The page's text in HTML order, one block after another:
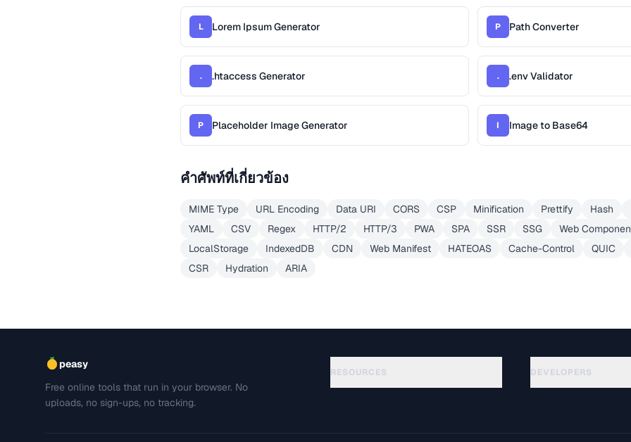
L Lorem Ipsum Generator P Path Converter
. .htaccess Generator . .env Validator
P Placeholder Image Generator I Image to Base64
คำศัพท์ที่เกี่ยวข้อง
MIME Type URL Encoding Data URI CORS CSP Minification Prettify Hash
YAML
CSV Regex HTTP/2 HTTP/3 PWA SPA SSR SSG
Web
LocalStorage
IndexedDB CDN Web Manifest HATEOAS Cache-Control
QUIC
CSR
Hydration ARIA
peasy
Free online tools that run in your browser. No
uploads, no sign-ups, no tracking.
RESOURCES DEVELOPERS